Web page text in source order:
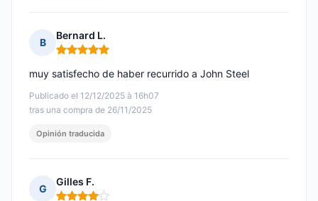
B
Bernard L.
Nota: 5 de 5
Publicado el 12/12/2025 à 16h07
tras una compra de 26/11/2025
muy satisfecho de haber recurrido a John Steel
Opinión traducida
G
Gilles F.